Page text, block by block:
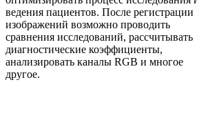
ведения пациентов. После регистрации
изображений возможно проводить
сравнения исследований, рассчитывать
диагностические коэффициенты,
анализировать каналы RGB и многое
другое.